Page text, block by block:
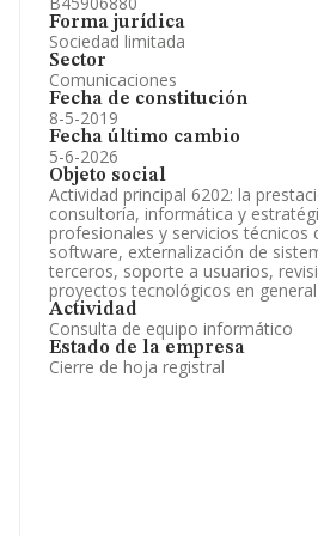
Forma jurídica
Sociedad limitada
Sector
Comunicaciones
Fecha de constitución
8-5-2019
Fecha último cambio
5-6-2026
Objeto social
Actividad principal 6202: la
consultoría, informática y
profesionales y servicios técnicos
software, externalización de
terceros, soporte a usuarios,
proyectos tecnológicos en general
Actividad
Consulta de equipo informático
Estado de la empresa
Cierre de hoja registral